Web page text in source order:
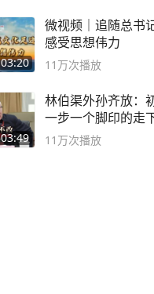
03:20
微视频｜追随总书
感受思想伟力
11万次播放
03:49
林伯渠外孙齐放：
一步一个脚印的走
论坛
11万次播放